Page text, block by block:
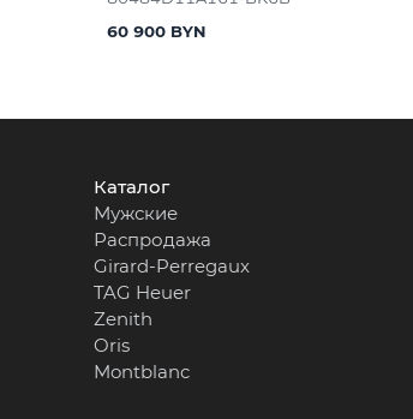
60 900 BYN
Каталог
Мужские
Распродажа
Girard-Perregaux
TAG Heuer
Zenith
Oris
Montblanc